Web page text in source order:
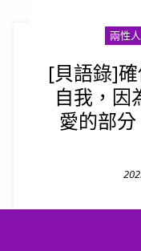
兩性
[貝語錄]
自我，因
愛的部